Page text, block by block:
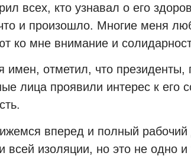
всех, кто узнавал о его
и произошло. Многие меня
ко мне внимание и
имен, отметил, что президенты,
лица проявили интерес к его
вперед и полный рабочий
всей изоляции, но это не одно и